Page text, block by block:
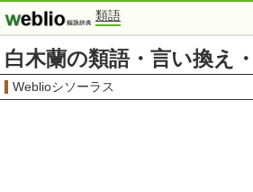
類語
白木蘭の類語・言い換え
Weblioシソーラス